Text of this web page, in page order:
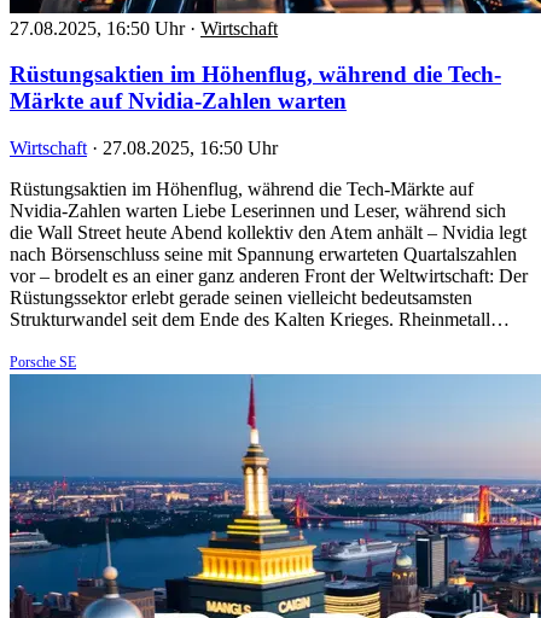
27.08.2025, 16:50 Uhr · Wirtschaft
Rüstungsaktien im Höhenflug, während die Tech-
Märkte auf Nvidia-Zahlen warten
Wirtschaft · 27.08.2025, 16:50 Uhr
Rüstungsaktien im Höhenflug, während die Tech-Märkte auf
Nvidia-Zahlen warten Liebe Leserinnen und Leser, während sich
die Wall Street heute Abend kollektiv den Atem anhält – Nvidia legt
nach Börsenschluss seine mit Spannung erwarteten Quartalszahlen
vor – brodelt es an einer ganz anderen Front der Weltwirtschaft: Der
Rüstungssektor erlebt gerade seinen vielleicht bedeutsamsten
Strukturwandel seit dem Ende des Kalten Krieges. Rheinmetall…
Porsche SE